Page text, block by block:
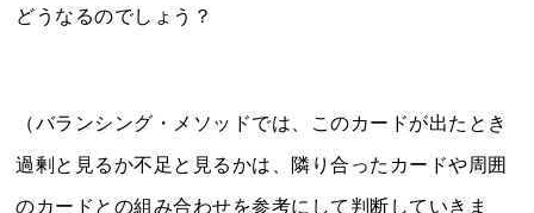
どうなるのでしょう？
（バランシング・メソッドでは、このカードが出たとき
過剰と見るか不足と見るかは、隣り合ったカードや周囲
のカードとの組み合わせを参考にして判断していきま